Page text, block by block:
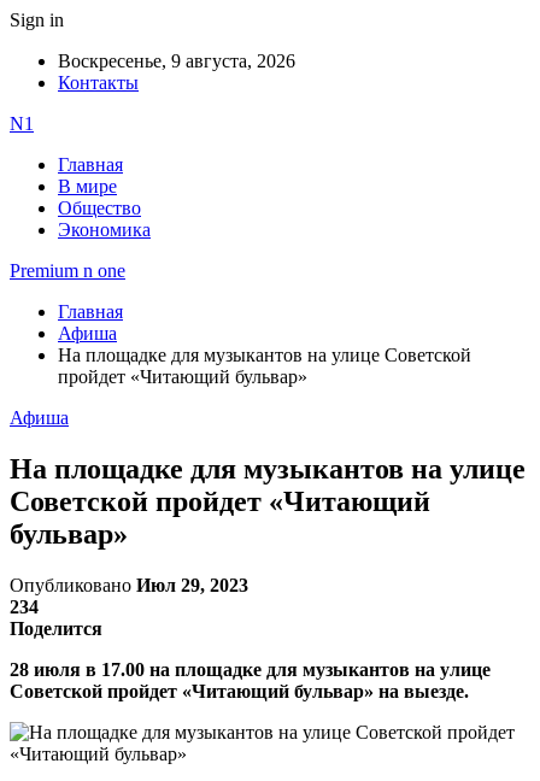
Sign in
Воскресенье, 9 августа, 2026
Контакты
N1
Главная
В мире
Общество
Экономика
Premium n one
Главная
Афиша
На площадке для музыкантов на улице Советской
пройдет «Читающий бульвар»
Афиша
На площадке для музыкантов на улице
Советской пройдет «Читающий
бульвар»
Опубликовано Июл 29, 2023
234
Поделится
28 июля в 17.00 на площадке для музыкантов на улице
Советской пройдет «Читающий бульвар» на выезде.